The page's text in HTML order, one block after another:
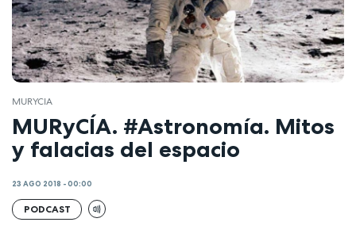
MURYCIA
MURyCÍA. #Astronomía. Mitos
y falacias del espacio
23 AGO 2018 - 00:00
PODCAST